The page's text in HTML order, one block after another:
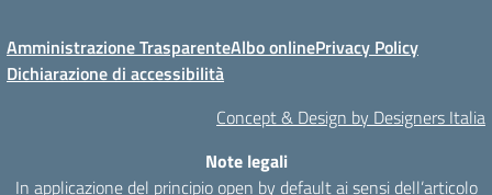
Amministrazione TrasparenteAlbo onlinePrivacy Policy
Dichiarazione di accessibilità
Concept & Design by Designers Italia
Note legali
In applicazione del principio open by default ai sensi dell’articolo